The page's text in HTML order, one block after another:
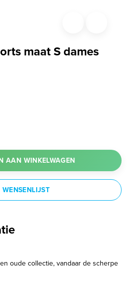
maat S dames
AAN WINKELWAGEN
oude collectie, vandaar de scherpe